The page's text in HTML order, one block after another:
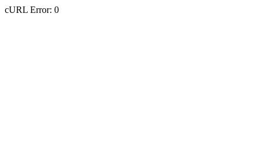
cURL Error: 0